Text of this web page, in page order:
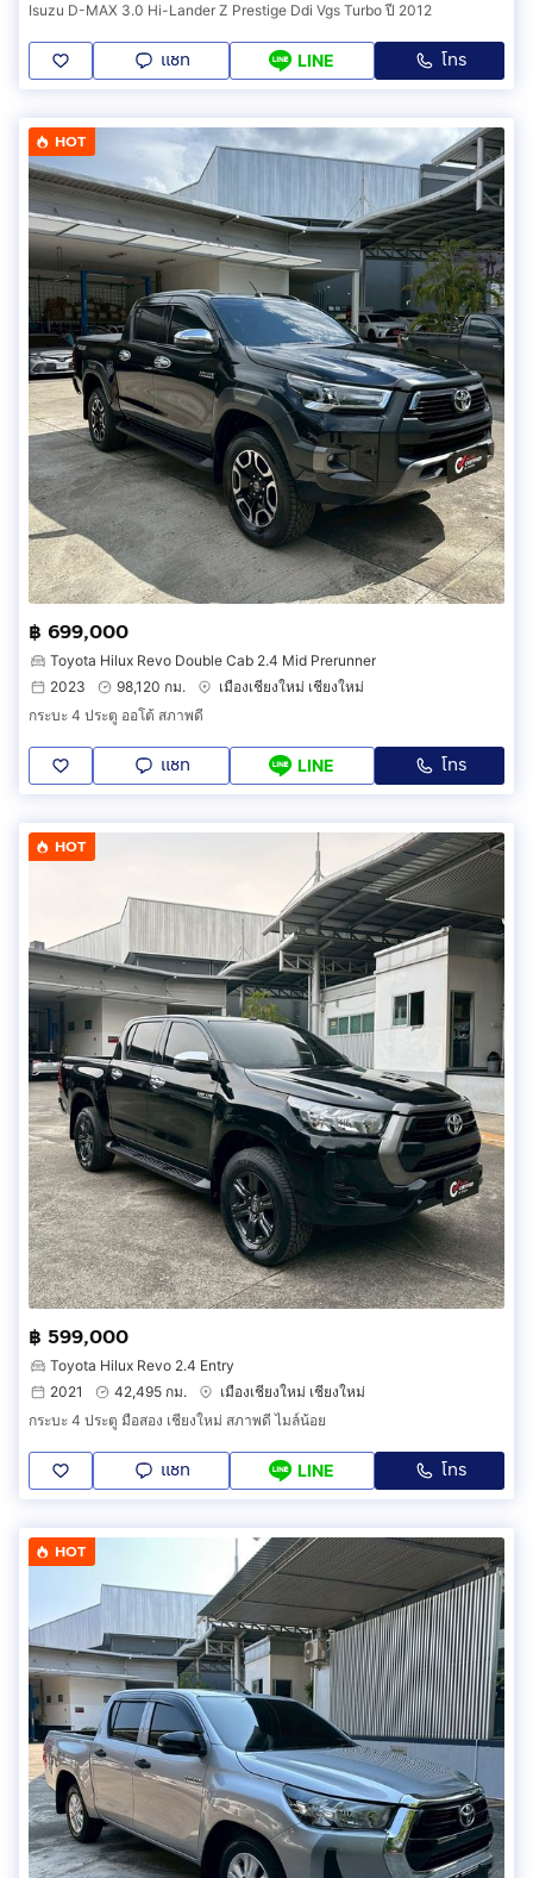
Isuzu D-MAX 3.0 Hi-Lander Z Prestige Ddi Vgs Turbo ปี 2012
แชท LINE โทร
HOT
฿ 699,000
Toyota Hilux Revo Double Cab 2.4 Mid Prerunner
2023
98,120 กม.
เมืองเชียงใหม่ เชียงใหม่
กระบะ 4 ประตู ออโต้ สภาพดี
แชท LINE โทร
HOT
฿ 599,000
Toyota Hilux Revo 2.4 Entry
2021
42,495 กม.
เมืองเชียงใหม่ เชียงใหม่
กระบะ 4 ประตู มือสอง เชียงใหม่ สภาพดี ไมล์น้อย
แชท LINE โทร
HOT